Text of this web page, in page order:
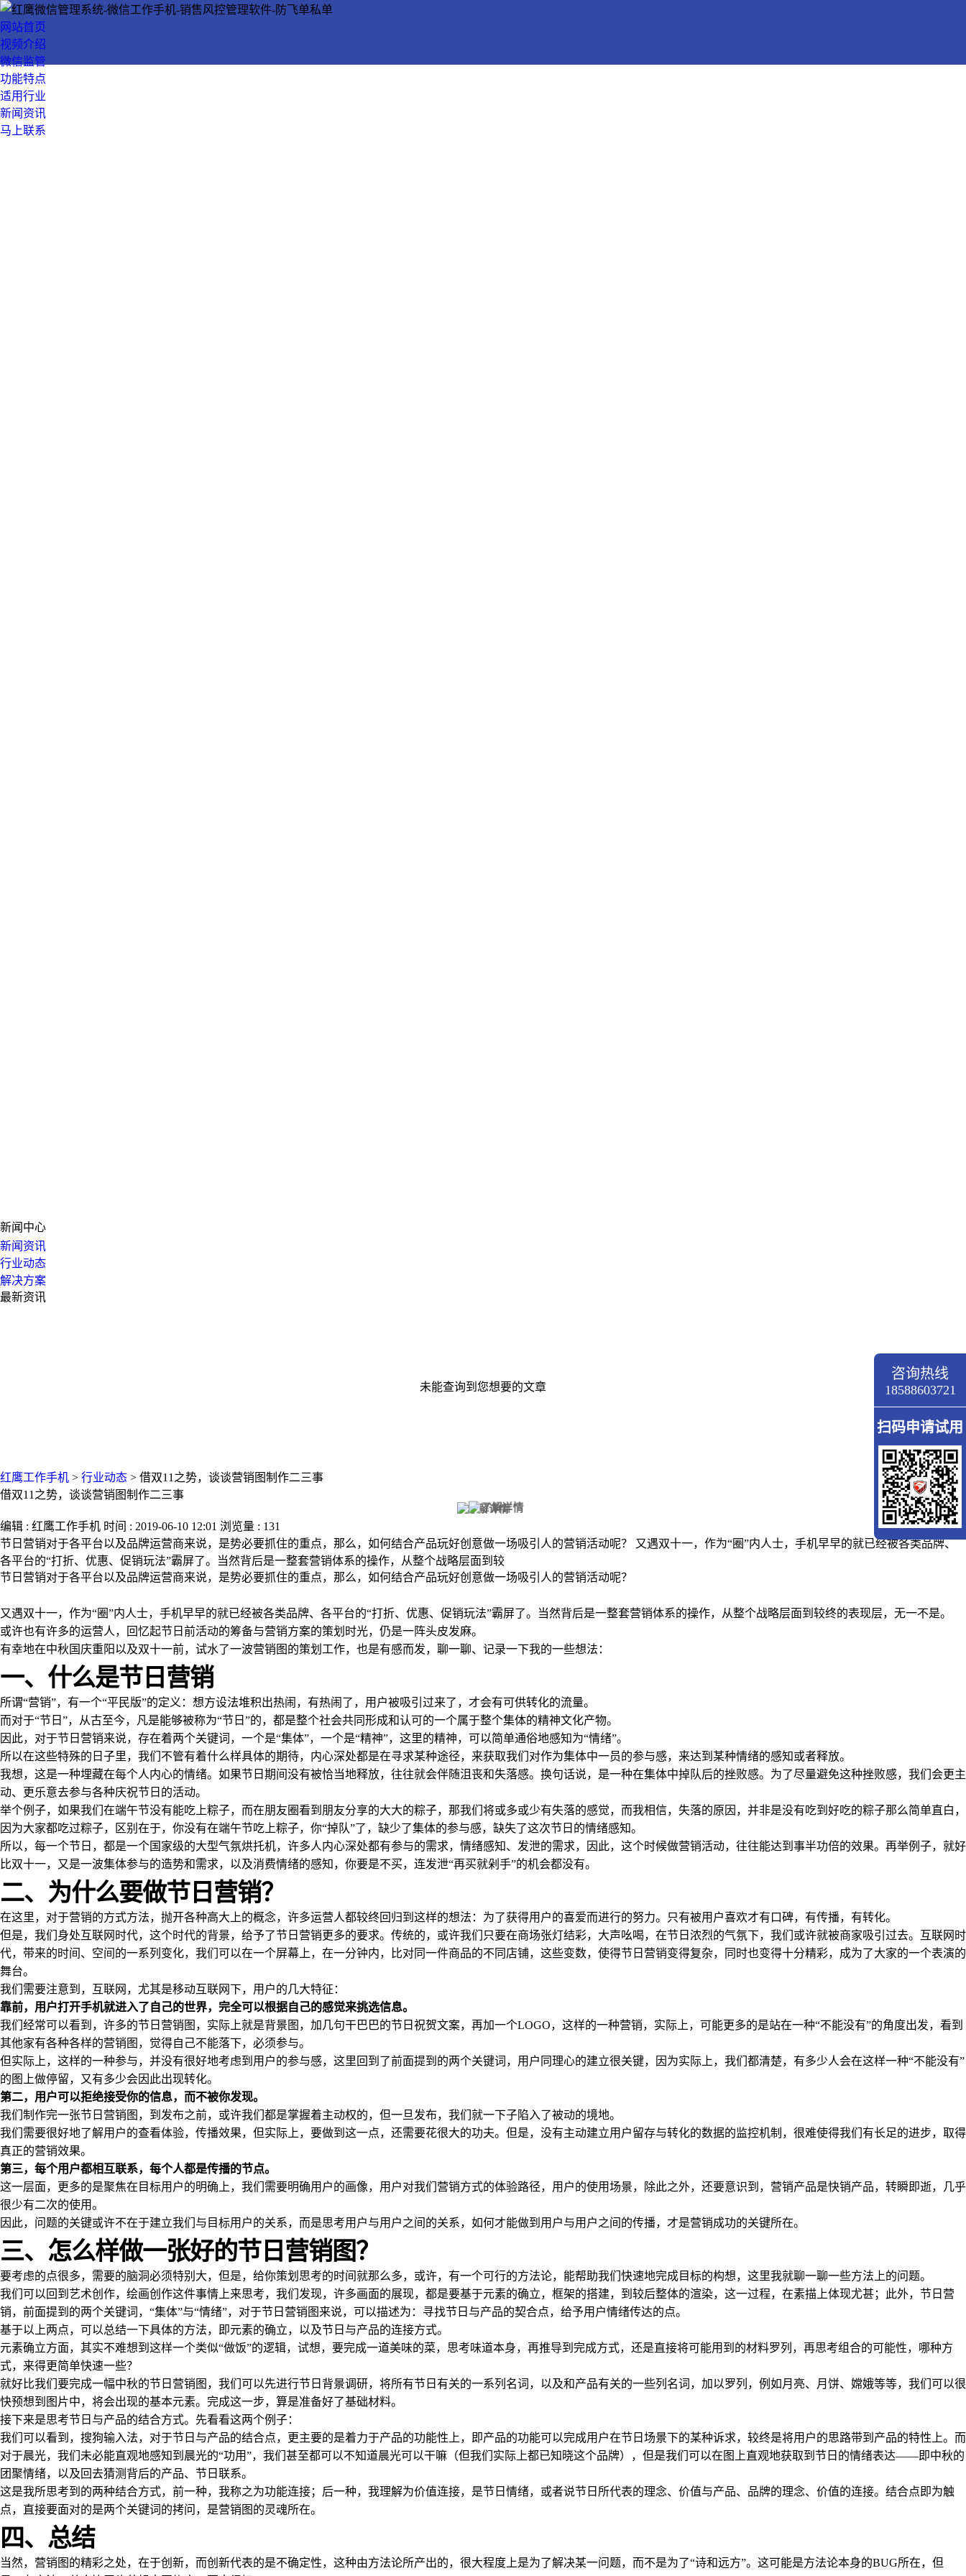
网站首页
视频介绍
微信监管
功能特点
适用行业
新闻资讯
马上联系
新闻中心
新闻资讯
行业动态
解决方案
最新资讯
未能查询到您想要的文章
红鹰工作手机 > 行业动态 > 借双11之势，谈谈营销图制作二三事
借双11之势，谈谈营销图制作二三事
编辑 : 红鹰工作手机 时间 : 2019-06-10 12:01 浏览量 : 131
节日营销对于各平台以及品牌运营商来说，是势必要抓住的重点，那么，如何结合产品玩好创意做一场吸引人的营销活动呢？ 又遇双十一，作为“圈”内人士，手机早早的就已经被各类品牌、
各平台的“打折、优惠、促销玩法”霸屏了。当然背后是一整套营销体系的操作，从整个战略层面到较
节日营销对于各平台以及品牌运营商来说，是势必要抓住的重点，那么，如何结合产品玩好创意做一场吸引人的营销活动呢？
又遇双十一，作为“圈”内人士，手机早早的就已经被各类品牌、各平台的“打折、优惠、促销玩法”霸屏了。当然背后是一整套营销体系的操作，从整个战略层面到较终的表现层，无一不是。
或许也有许多的运营人，回忆起节日前活动的筹备与营销方案的策划时光，仍是一阵头皮发麻。
有幸地在中秋国庆重阳以及双十一前，试水了一波营销图的策划工作，也是有感而发，聊一聊、记录一下我的一些想法：
一、什么是节日营销
所谓“营销”，有一个“平民版”的定义：想方设法堆积出热闹，有热闹了，用户被吸引过来了，才会有可供转化的流量。
而对于“节日”，从古至今，凡是能够被称为“节日”的，都是整个社会共同形成和认可的一个属于整个集体的精神文化产物。
因此，对于节日营销来说，存在着两个关键词，一个是“集体”，一个是“精神”，这里的精神，可以简单通俗地感知为“情绪”。
所以在这些特殊的日子里，我们不管有着什么样具体的期待，内心深处都是在寻求某种途径，来获取我们对作为集体中一员的参与感，来达到某种情绪的感知或者释放。
我想，这是一种埋藏在每个人内心的情绪。如果节日期间没有被恰当地释放，往往就会伴随沮丧和失落感。换句话说，是一种在集体中掉队后的挫败感。为了尽量避免这种挫败感，我们会更主
动、更乐意去参与各种庆祝节日的活动。
举个例子，如果我们在端午节没有能吃上粽子，而在朋友圈看到朋友分享的大大的粽子，那我们将或多或少有失落的感觉，而我相信，失落的原因，并非是没有吃到好吃的粽子那么简单直白，
因为大家都吃过粽子，区别在于，你没有在端午节吃上粽子，你“掉队”了，缺少了集体的参与感，缺失了这次节日的情绪感知。
所以，每一个节日，都是一个国家级的大型气氛烘托机，许多人内心深处都有参与的需求，情绪感知、发泄的需求，因此，这个时候做营销活动，往往能达到事半功倍的效果。再举例子，就好
比双十一，又是一波集体参与的造势和需求，以及消费情绪的感知，你要是不买，连发泄“再买就剁手”的机会都没有。
二、为什么要做节日营销？
在这里，对于营销的方式方法，抛开各种高大上的概念，许多运营人都较终回归到这样的想法：为了获得用户的喜爱而进行的努力。只有被用户喜欢才有口碑，有传播，有转化。
但是，我们身处互联网时代，这个时代的背景，给予了节日营销更多的要求。传统的，或许我们只要在商场张灯结彩，大声吆喝，在节日浓烈的气氛下，我们或许就被商家吸引过去。互联网时
代，带来的时间、空间的一系列变化，我们可以在一个屏幕上，在一分钟内，比对同一件商品的不同店铺，这些变数，使得节日营销变得复杂，同时也变得十分精彩，成为了大家的一个表演的
舞台。
我们需要注意到，互联网，尤其是移动互联网下，用户的几大特征：
靠前，用户打开手机就进入了自己的世界，完全可以根据自己的感觉来挑选信息。
我们经常可以看到，许多的节日营销图，实际上就是背景图，加几句干巴巴的节日祝贺文案，再加一个LOGO，这样的一种营销，实际上，可能更多的是站在一种“不能没有”的角度出发，看到
其他家有各种各样的营销图，觉得自己不能落下，必须参与。
但实际上，这样的一种参与，并没有很好地考虑到用户的参与感，这里回到了前面提到的两个关键词，用户同理心的建立很关键，因为实际上，我们都清楚，有多少人会在这样一种“不能没有”
的图上做停留，又有多少会因此出现转化。
第二，用户可以拒绝接受你的信息，而不被你发现。
我们制作完一张节日营销图，到发布之前，或许我们都是掌握着主动权的，但一旦发布，我们就一下子陷入了被动的境地。
我们需要很好地了解用户的查看体验，传播效果，但实际上，要做到这一点，还需要花很大的功夫。但是，没有主动建立用户留存与转化的数据的监控机制，很难使得我们有长足的进步，取得
真正的营销效果。
第三，每个用户都相互联系，每个人都是传播的节点。
这一层面，更多的是聚焦在目标用户的明确上，我们需要明确用户的画像，用户对我们营销方式的体验路径，用户的使用场景，除此之外，还要意识到，营销产品是快销产品，转瞬即逝，几乎
很少有二次的使用。
因此，问题的关键或许不在于建立我们与目标用户的关系，而是思考用户与用户之间的关系，如何才能做到用户与用户之间的传播，才是营销成功的关键所在。
三、怎么样做一张好的节日营销图？
要考虑的点很多，需要的脑洞必须特别大，但是，给你策划思考的时间就那么多，或许，有一个可行的方法论，能帮助我们快速地完成目标的构想，这里我就聊一聊一些方法上的问题。
我们可以回到艺术创作，绘画创作这件事情上来思考，我们发现，许多画面的展现，都是要基于元素的确立，框架的搭建，到较后整体的渲染，这一过程，在素描上体现尤甚；此外，节日营
销，前面提到的两个关键词，“集体”与“情绪”，对于节日营销图来说，可以描述为：寻找节日与产品的契合点，给予用户情绪传达的点。
基于以上两点，可以总结一下具体的方法，即元素的确立，以及节日与产品的连接方式。
元素确立方面，其实不难想到这样一个类似“做饭”的逻辑，试想，要完成一道美味的菜，思考味道本身，再推导到完成方式，还是直接将可能用到的材料罗列，再思考组合的可能性，哪种方
式，来得更简单快速一些？
就好比我们要完成一幅中秋的节日营销图，我们可以先进行节日背景调研，将所有节日有关的一系列名词，以及和产品有关的一些列名词，加以罗列，例如月亮、月饼、嫦娥等等，我们可以很
快预想到图片中，将会出现的基本元素。完成这一步，算是准备好了基础材料。
接下来是思考节日与产品的结合方式。先看看这两个例子：
我们可以看到，搜狗输入法，对于节日与产品的结合点，更主要的是着力于产品的功能性上，即产品的功能可以完成用户在节日场景下的某种诉求，较终是将用户的思路带到产品的特性上。而
对于晨光，我们未必能直观地感知到晨光的“功用”，我们甚至都可以不知道晨光可以干嘛（但我们实际上都已知晓这个品牌），但是我们可以在图上直观地获取到节日的情绪表达——即中秋的
团聚情绪，以及回去猜测背后的产品、节日联系。
这是我所思考到的两种结合方式，前一种，我称之为功能连接；后一种，我理解为价值连接，是节日情绪，或者说节日所代表的理念、价值与产品、品牌的理念、价值的连接。结合点即为触
点，直接要面对的是两个关键词的拷问，是营销图的灵魂所在。
四、总结
当然，营销图的精彩之处，在于创新，而创新代表的是不确定性，这种由方法论所产出的，很大程度上是为了解决某一问题，而不是为了“诗和远方”。这可能是方法论本身的BUG所在，但
咨询热线
18588603721
扫码申请试用